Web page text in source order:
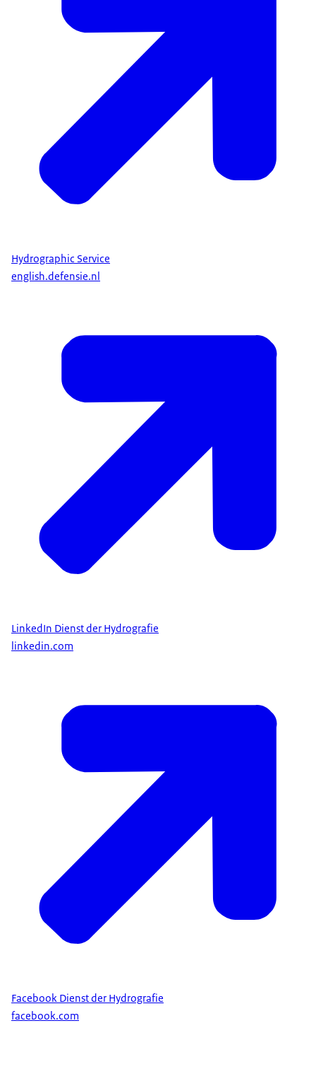
Hydrographic Service
english.defensie.nl
LinkedIn Dienst der Hydrografie
linkedin.com
Facebook Dienst der Hydrografie
facebook.com